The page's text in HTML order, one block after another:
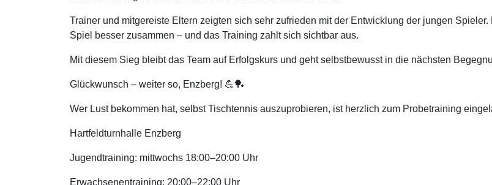
Trainer und mitgereiste Eltern zeigten sich sehr zufrieden mit der Entwicklung der jungen
Spiel besser zusammen – und das Training zahlt sich sichtbar aus.
Mit diesem Sieg bleibt das Team auf Erfolgskurs und geht selbstbewusst in die nächsten
Glückwunsch – weiter so, Enzberg! 💪🏓
Wer Lust bekommen hat, selbst Tischtennis auszuprobieren, ist herzlich zum Probetraining
Hartfeldturnhalle Enzberg
Jugendtraining: mittwochs 18:00–20:00 Uhr
Erwachsenentraining: 20:00–22:00 Uhr